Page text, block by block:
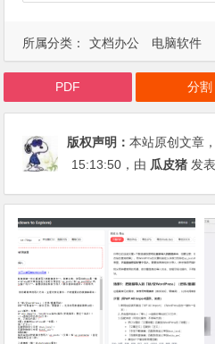
所属分类： 文档办公 电脑软件
PDF 分割
版权声明：本站原创文章
15:13:50 ，由 瓜皮猪 发